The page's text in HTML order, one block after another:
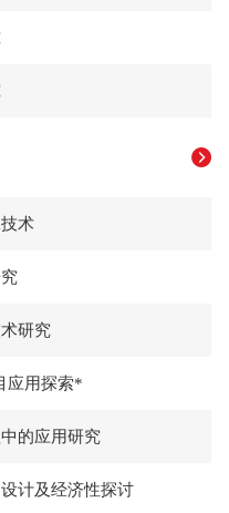
术
研究
应用探索*
的应用研究
计及经济性探讨